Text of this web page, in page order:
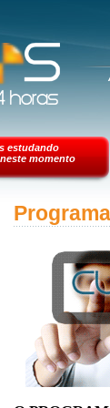
estudando
momento